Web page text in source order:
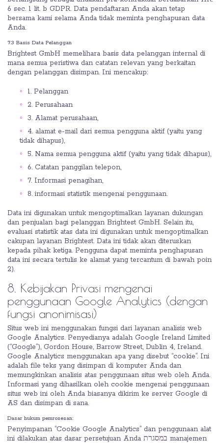
6 sec. 1 lit. b GDPR. Data pendaftaran Anda akan tetap
bersama kami selama Anda tidak meminta penghapusan data
Anda.
7.3 Basis Data Pelanggan
Brightest GmbH memelihara basis data pelanggan internal di
mana semua peristiwa dan catatan relevan yang berkaitan
dengan pelanggan disimpan. Ini mencakup:
1. Pelanggan
2. Perusahaan
3. Alamat perusahaan,
4. alamat e-mail dari semua pengguna aktif (yaitu yang
tidak dihapus),
5. Nama semua pengguna aktif (yaitu yang tidak dihapus),
6. Catatan panggilan telepon,
7. Informasi penagihan,
8. informasi statistik mengenai penggunaan.
Data ini digunakan untuk mengoptimalkan layanan dukungan
dan penjualan bagi pelanggan Brightest GmbH. Selain itu,
evaluasi statistik atas data ini digunakan untuk mengoptimalkan
cakupan layanan Brightest. Data ini tidak akan diteruskan
kepada pihak ketiga. Pengguna dapat meminta penghapusan
data ini secara tertulis ke alamat yang tercantum di bawah poin
2).
8. Kebijakan Privasi mengenai
penggunaan Google Analytics (dengan
fungsi anonimisasi)
Situs web ini menggunakan fungsi dari layanan analisis web
Google Analytics. Penyedianya adalah Google Ireland Limited
(“Google”), Gordon House, Barrow Street, Dublin 4, Ireland.
Google Analytics menggunakan apa yang disebut “cookie”. Ini
adalah file teks yang disimpan di komputer Anda dan
memungkinkan analisis atas penggunaan situs web oleh Anda.
Informasi yang dihasilkan oleh cookie mengenai penggunaan
situs web ini oleh Anda biasanya dikirim ke server Google di
AS dan disimpan di sana.
Dasar hukum pemrosesan:
Penyimpanan “Cookie Google Analytics” dan penggunaan alat
ini dilakukan atas dasar persetujuan Anda במסגרת manajemen